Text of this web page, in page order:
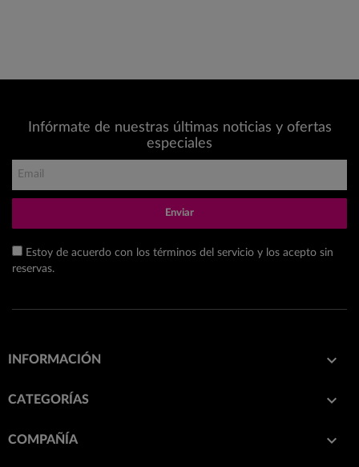
Infórmate de nuestras últimas noticias y ofertas
especiales
Enviar
Estoy de acuerdo con los términos del servicio y los acepto sin
reservas.
INFORMACIÓN 
CATEGORÍAS 
COMPAÑÍA 